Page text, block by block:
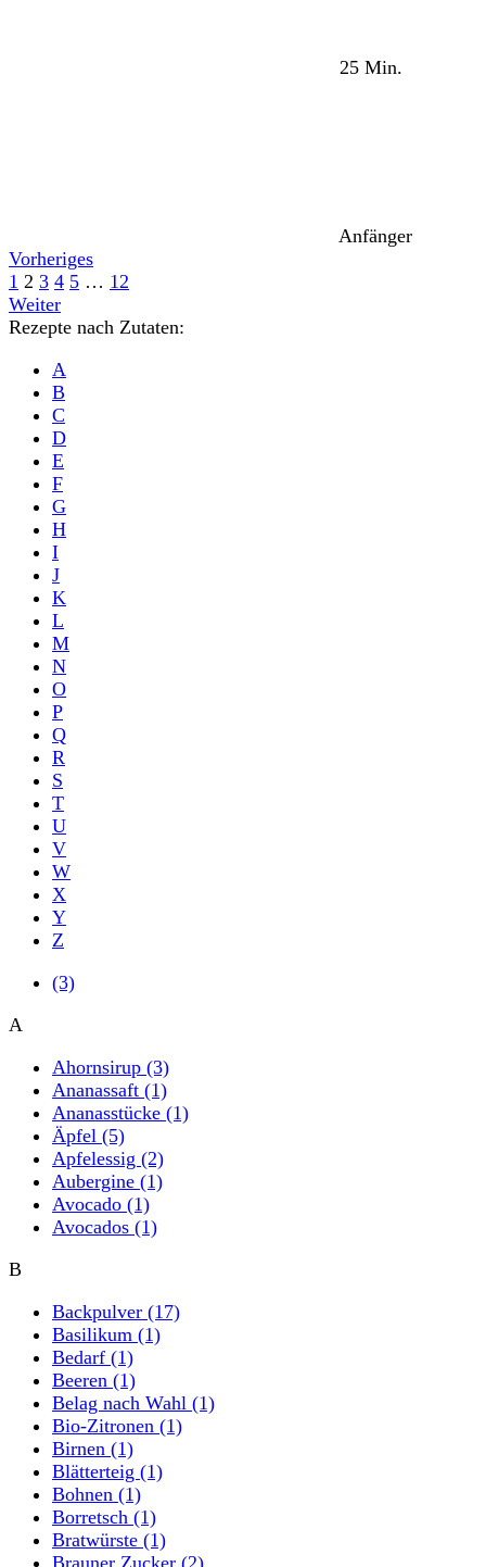
25 Min.
Anfänger
Vorheriges
1 2 3 4 5 … 12
Weiter
Rezepte nach Zutaten:
A
B
C
D
E
F
G
H
I
J
K
L
M
N
O
P
Q
R
S
T
U
V
W
X
Y
Z
(3)
A
Ahornsirup (3)
Ananassaft (1)
Ananasstücke (1)
Äpfel (5)
Apfelessig (2)
Aubergine (1)
Avocado (1)
Avocados (1)
B
Backpulver (17)
Basilikum (1)
Bedarf (1)
Beeren (1)
Belag nach Wahl (1)
Bio-Zitronen (1)
Birnen (1)
Blätterteig (1)
Bohnen (1)
Borretsch (1)
Bratwürste (1)
Brauner Zucker (2)